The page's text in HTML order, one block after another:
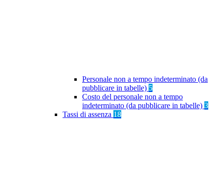
Personale non a tempo indeterminato (da
pubblicare in tabelle) 5
Costo del personale non a tempo
indeterminato (da pubblicare in tabelle) 3
Tassi di assenza 18